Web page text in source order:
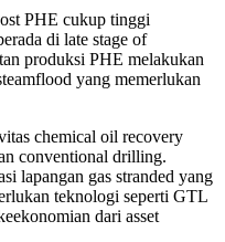
PHE cukup tinggi
di late stage of
produksi PHE melakukan
yang memerlukan
chemical oil recovery
conventional drilling.
lapangan gas stranded yang
teknologi seperti GTL
dari asset